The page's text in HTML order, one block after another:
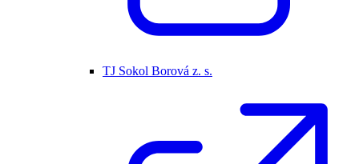
TJ Sokol Borová z. s.